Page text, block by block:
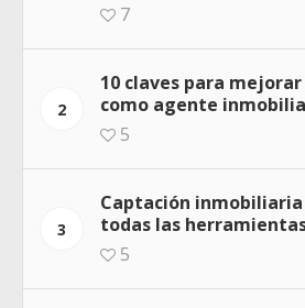
7
2
10 claves para
como agente
5
3
Captación
todas las
5